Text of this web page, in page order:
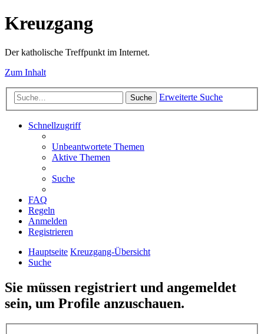
Kreuzgang
Der katholische Treffpunkt im Internet.
Zum Inhalt
Suche Erweiterte Suche
Schnellzugriff
Unbeantwortete Themen
Aktive Themen
Suche
FAQ
Regeln
Anmelden
Registrieren
Hauptseite Kreuzgang-Übersicht
Suche
Sie müssen registriert und angemeldet
sein, um Profile anzuschauen.